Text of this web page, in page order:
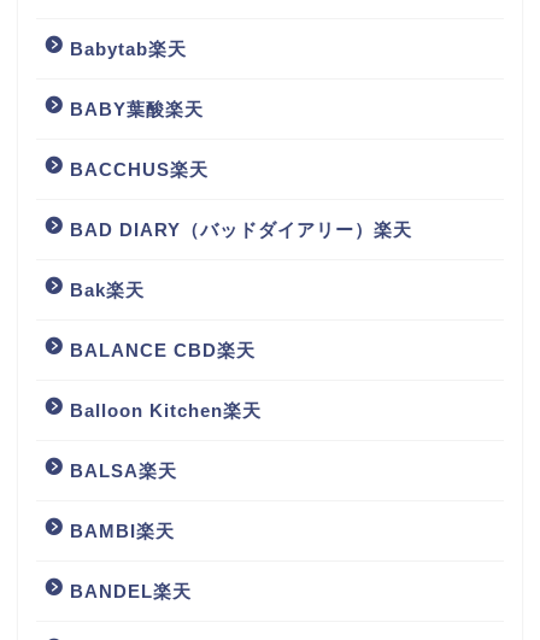
Babytab楽天
BABY葉酸楽天
BACCHUS楽天
BAD DIARY（バッドダイアリー）楽天
Bak楽天
BALANCE CBD楽天
Balloon Kitchen楽天
BALSA楽天
BAMBI楽天
BANDEL楽天